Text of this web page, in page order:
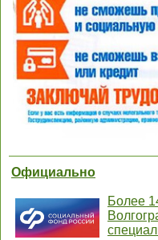
Официально
Более